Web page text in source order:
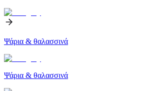
Ψάρια & θαλασσινά
Ψάρια & θαλασσινά